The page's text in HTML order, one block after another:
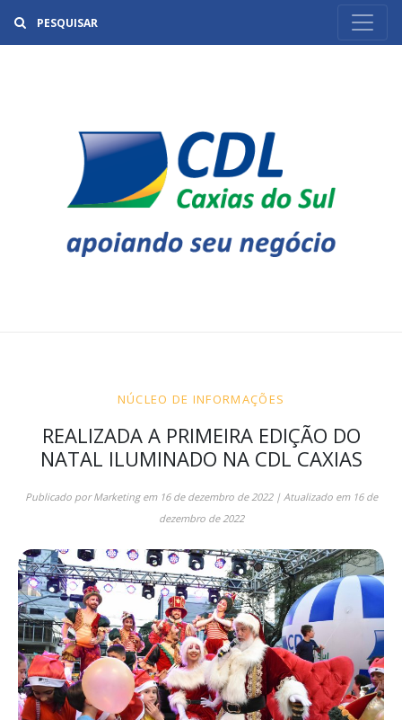
NÚCLEO DE INFORMAÇÕES
REALIZADA A PRIMEIRA EDIÇÃO DO
NATAL ILUMINADO NA CDL CAXIAS
Publicado porMarketingem 16 de dezembro de 2022| Atualizado em 16 de
dezembro de 2022